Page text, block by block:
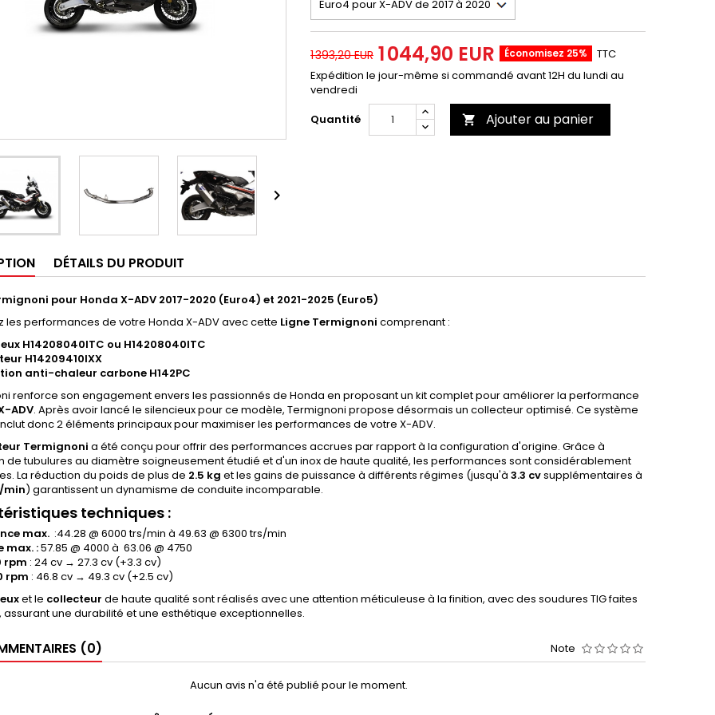

1 393,20 EUR 1 044,90 EUR Économisez 25%
TTC
Expédition le jour-même si commandé avant 12H du lundi au
vendredi
Quantité
 Ajouter au panier
DÉTAILS DU PRODUIT
pour Honda X-ADV 2017-2020 (Euro4) et 2021-2025 (Euro5)
les performances de votre Honda X-ADV avec cette Ligne Termignoni comprenant :
H14208040ITC ou H14208040ITC
H14209410IXX
anti-chaleur carbone H142PC
renforce son engagement envers les passionnés de Honda en proposant un kit complet pour améliorer la performance
ADV. Après avoir lancé le silencieux pour ce modèle, Termignoni propose désormais un collecteur optimisé. Ce système
donc 2 éléments principaux pour maximiser les performances de votre X-ADV.
Termignoni a été conçu pour offrir des performances accrues par rapport à la configuration d'origine. Grâce à
de tubulures au diamètre soigneusement étudié et d'un inox de haute qualité, les performances sont considérablement
La réduction du poids de plus de 2.5 kg et les gains de puissance à différents régimes (jusqu'à 3.3 cvsupplémentaires à
min) garantissent un dynamisme de conduite incomparable.
techniques:
max. :44.28 @ 6000 trs/min à 49.63 @ 6300 trs/min
max. :57.85 @ 4000 à 63.06 @ 4750
rpm : 24 cv → 27.3 cv (+3.3 cv)
rpm : 46.8 cv → 49.3 cv (+2.5 cv)
et le collecteur de haute qualité sont réalisés avec une attention méticuleuse à la finition, avec des soudures TIG faites
assurant une durabilité et une esthétique exceptionnelles.
(0) Note
Aucun avis n'a été publié pour le moment.